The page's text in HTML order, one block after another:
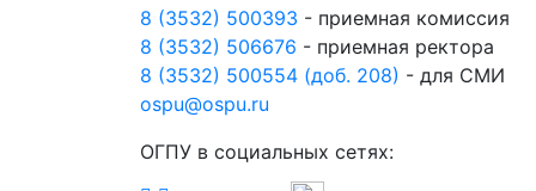
8 (3532) 500393 - приемная комиссия
8 (3532) 506676 - приемная ректора
8 (3532) 500554 (доб. 208) - для СМИ
ospu@ospu.ru
ОГПУ в социальных сетях: